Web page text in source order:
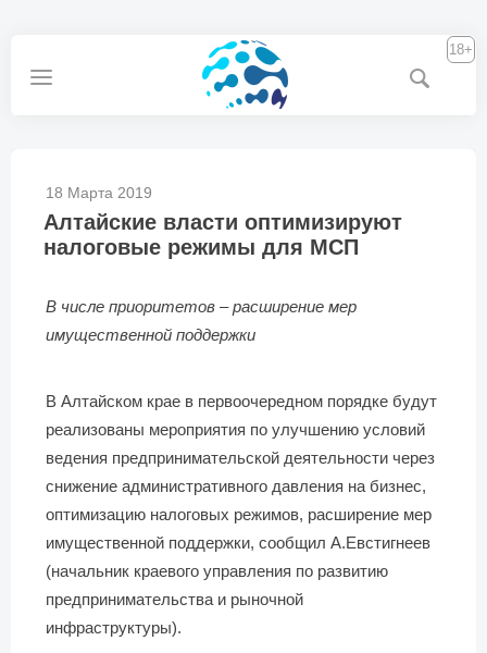
18+
18 Марта 2019
Алтайские власти оптимизируют
налоговые режимы для МСП
В числе приоритетов – расширение мер
имущественной поддержки
В Алтайском крае в первоочередном порядке будут
реализованы мероприятия по улучшению условий
ведения предпринимательской деятельности через
снижение административного давления на бизнес,
оптимизацию налоговых режимов, расширение мер
имущественной поддержки, сообщил А.Евстигнеев
(начальник краевого управления по развитию
предпринимательства и рыночной
инфраструктуры).